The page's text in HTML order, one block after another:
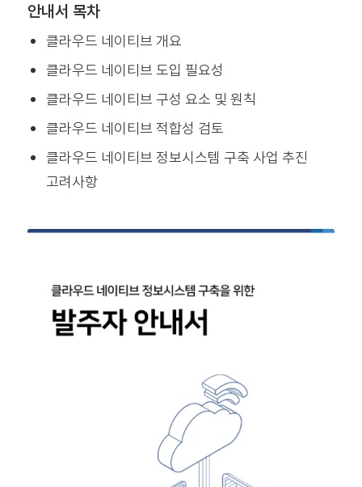
안내서 목차
클라우드 네이티브 개요
클라우드 네이티브 도입 필요성
클라우드 네이티브 구성 요소 및 원칙
클라우드 네이티브 적합성 검토
클라우드 네이티브 정보시스템 구축 사업 추진
고려사항